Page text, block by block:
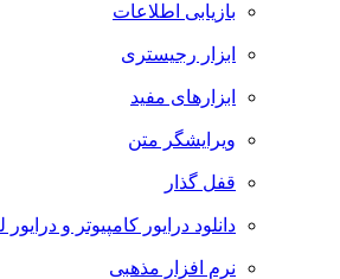
بازیابی اطلاعات
ابزار رجیستری
ابزارهای مفید
ویرایشگر متن
قفل گذار
دانلود درایور کامپیوتر و درایور لپ تاپ
نرم افزار مذهبی